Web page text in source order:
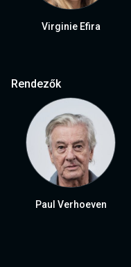
Virginie Efira
Rendezők
Paul Verhoeven